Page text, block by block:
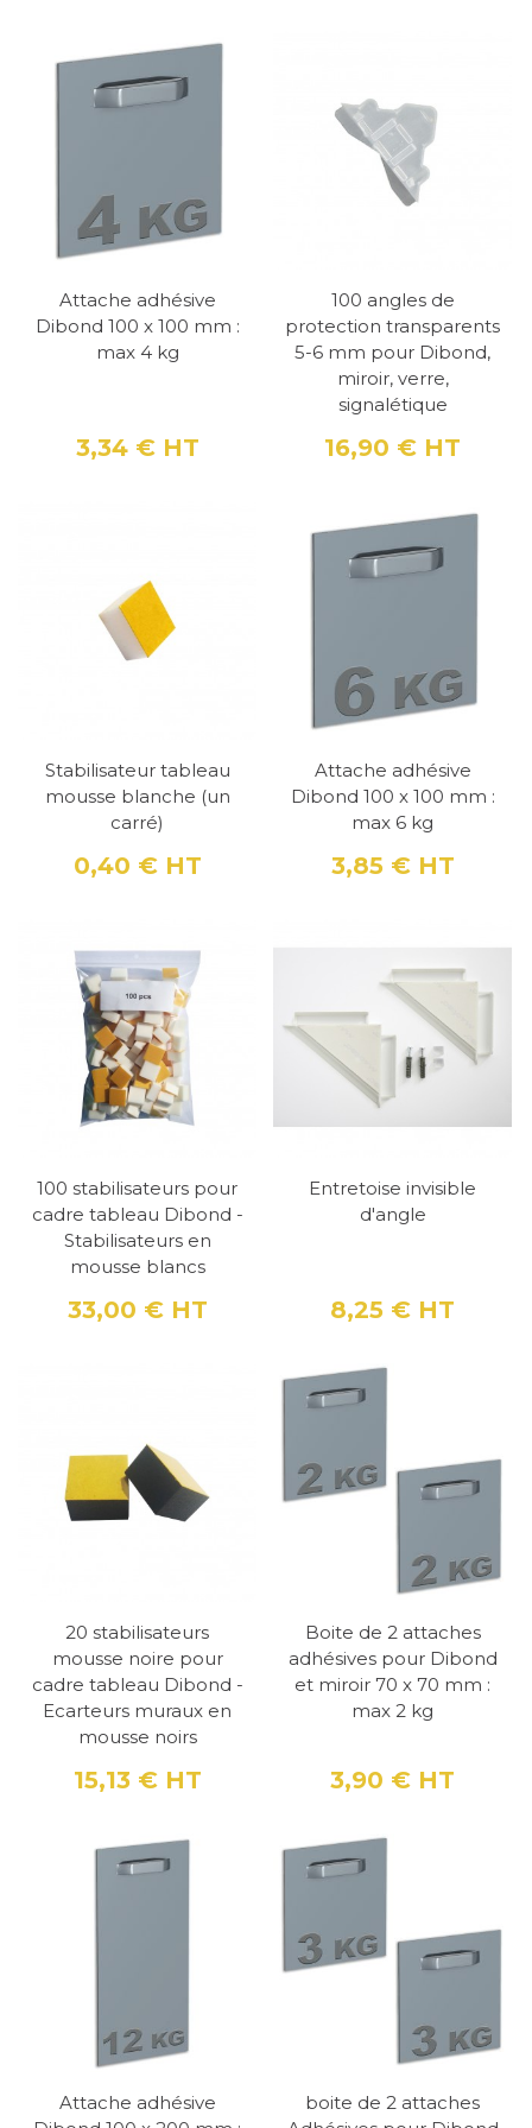
Attache adhésive
Dibond 100 x 100 mm :
max 4 kg
Prix
3,34 € HT
100 angles de
protection transparents
5-6 mm pour Dibond,
miroir, verre,
signalétique
Prix
16,90 € HT
Stabilisateur tableau
mousse blanche (un
carré)
Prix
0,40 € HT
Attache adhésive
Dibond 100 x 100 mm :
max 6 kg
Prix
3,85 € HT
100 stabilisateurs pour
cadre tableau Dibond -
Stabilisateurs en
mousse blancs
Prix
33,00 € HT
Entretoise invisible
d'angle
Prix
8,25 € HT
20 stabilisateurs
mousse noire pour
cadre tableau Dibond -
Ecarteurs muraux en
mousse noirs
Prix
15,13 € HT
Boite de 2 attaches
adhésives pour Dibond
et miroir 70 x 70 mm :
max 2 kg
Prix
3,90 € HT
Attache adhésive
boite de 2 attaches